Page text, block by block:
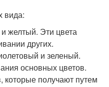
вида:
желтый. Эти цвета
других.
и зеленый.
основных цветов.
которые получают путем